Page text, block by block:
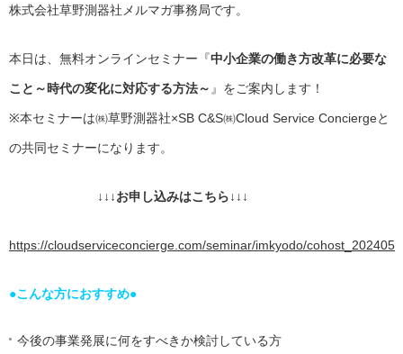
株式会社草野測器社メルマガ事務局です。
本日は、無料オンラインセミナー『中小企業の働き方改革に必要な
こと～時代の変化に対応する方法～ 』をご案内します！
※本セミナーは㈱草野測器社×SB C&S㈱Cloud Service Conciergeと
の共同セミナーになります。
↓↓↓お申し込みはこちら↓↓↓
https://cloudserviceconcierge.com/seminar/imkyodo/cohost_202405
●こんな方におすすめ●
今後の事業発展に何をすべきか検討している方